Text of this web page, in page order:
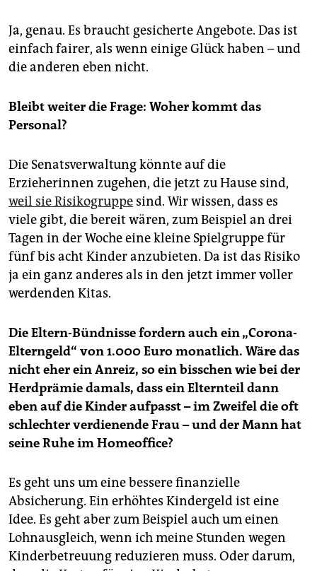
Ja, genau. Es braucht gesicherte Angebote. Das ist
einfach fairer, als wenn einige Glück haben – und
die anderen eben nicht.
Bleibt weiter die Frage: Woher kommt das
Personal?
Die Senatsverwaltung könnte auf die
Erzieherinnen zugehen, die jetzt zu Hause sind,
weil sie Risikogruppe sind. Wir wissen, dass es
viele gibt, die bereit wären, zum Beispiel an drei
Tagen in der Woche eine kleine Spielgruppe für
fünf bis acht Kinder anzubieten. Da ist das Risiko
ja ein ganz anderes als in den jetzt immer voller
werdenden Kitas.
Die Eltern-Bündnisse fordern auch ein „Corona-
Elterngeld“ von 1.000 Euro monatlich. Wäre das
nicht eher ein Anreiz, so ein bisschen wie bei der
Herdprämie damals, dass ein Elternteil dann
eben auf die Kinder aufpasst – im Zweifel die oft
schlechter verdienende Frau – und der Mann hat
seine Ruhe im Homeoffice?
Es geht uns um eine bessere finanzielle
Absicherung. Ein erhöhtes Kindergeld ist eine
Idee. Es geht aber zum Beispiel auch um einen
Lohnausgleich, wenn ich meine Stunden wegen
Kinderbetreuung reduzieren muss. Oder darum,